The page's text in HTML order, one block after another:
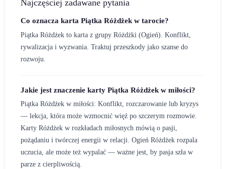
Najczęściej zadawane pytania
Co oznacza karta Piątka Różdżek w tarocie?
Piątka Różdżek to karta z grupy Różdżki (Ogień). Konflikt,
rywalizacja i wyzwania. Traktuj przeszkody jako szanse do
rozwoju.
Jakie jest znaczenie karty Piątka Różdżek w miłości?
Piątka Różdżek w miłości: Konflikt, rozczarowanie lub kryzys
— lekcja, która może wzmocnić więź po szczerym rozmowie.
Karty Różdżek w rozkładach miłosnych mówią o pasji,
pożądaniu i twórczej energii w relacji. Ogień Różdżek rozpala
uczucia, ale może też wypalać — ważne jest, by pasja szła w
parze z cierpliwością.